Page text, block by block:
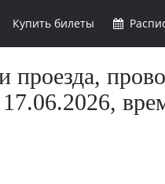
Купить билеты